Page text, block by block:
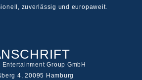
zuverlässig und europaweit.
Entertainment Group GmbH
4, 20095 Hamburg